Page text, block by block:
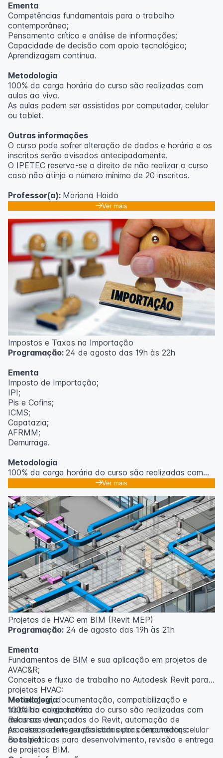
Ementa
Competências fundamentais para o trabalho
contemporâneo;
Pensamento crítico e análise de informações;
Capacidade de decisão com apoio tecnológico;
Aprendizagem contínua.
Metodologia
100% da carga horária do curso são realizadas com
aulas ao vivo.
As aulas podem ser assistidas por computador, celular
ou tablet.
Outras informações
O curso pode sofrer alteração de dados e horário e os
inscritos serão avisados ​​antecipadamente.
O IPETEC reserva-se o direito de não realizar o curso
caso não atinja o número mínimo de 20 inscritos.
Professor(a): Mariana Haido
Ver mais
Impostos e Taxas na Importação
Programação: 24 de agosto das 19h às 22h
Ementa
Imposto de Importação;
IPI;
Pis e Cofins;
ICMS;
Capatazia;
AFRMM;
Demurrage.
Metodologia
100% da carga horária do curso são realizadas com
ou tablet.
Outras informações
O curso pode sofrer alteração de dados e horário e os
inscritos serão avisados ​​antecipadamente.
O IPETEC reserva-se o direito de não realizar o curso
caso não atinja o número mínimo de 20 inscritos.
Professor(a):Gabriel Damasceno
Ver mais
Projetos de HVAC em BIM (Revit MEP)
Programação: 24 de agosto das 19h às 21h
Ementa
Fundamentos de BIM e sua aplicação em projetos de
AVAC&R;
Conceitos e fluxo de trabalho no Autodesk Revit para
projetos HVAC:
Modelagem, documentação, compatibilização e
trabalho colaborativo:
Recursos avançados do Revit, automação de
processos e integração com outras ferramentas:
Boas práticas para desenvolvimento, revisão e entrega
de projetos BIM.
Metodologia
100% da carga horária do curso são realizadas com
aulas ao vivo.
As aulas podem ser assistidas por computador, celular
ou tablet.